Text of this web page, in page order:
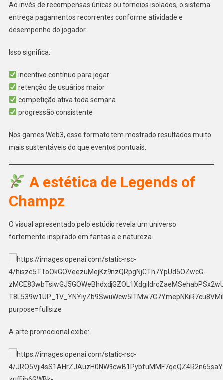
Ao invés de recompensas únicas ou torneios isolados, o sistema
entrega pagamentos recorrentes conforme atividade e
desempenho do jogador.
Isso significa:
incentivo contínuo para jogar
retenção de usuários maior
competição ativa toda semana
progressão consistente
Nos games Web3, esse formato tem mostrado resultados muito
mais sustentáveis do que eventos pontuais.
A estética de Legends of
Champz
O visual apresentado pelo estúdio revela um universo
fortemente inspirado em fantasia e natureza.
A arte promocional exibe: